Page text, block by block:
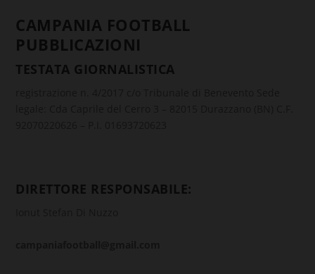
CAMPANIA FOOTBALL
PUBBLICAZIONI
TESTATA GIORNALISTICA
DIRETTORE RESPONSABILE: